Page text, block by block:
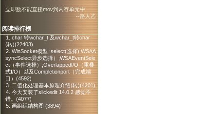
立即数不能直接mov到内存单元中
--路人乙
阅读排行榜
1. char 转wchar_t 及wchar_t转char
(转)(22403)
2. WinSocket模型 :select(选择);WSAA
syncSelect异步选择）;WSAEventSele
ct（事件选择）;OverlappedI/O（重叠
式I/O）以及Completionport（完成端
口）(4592)
3. 二值化处理基本原理介绍(转)(4201)
4. 今天安装了slickedit 14.0.2 感觉不
错。(4077)
5. 画组织结构图 (3894)